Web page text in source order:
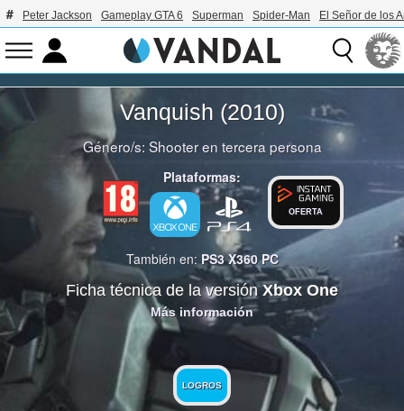
Peter Jackson Gameplay GTA 6 Superman Spider-Man El Señor de los
Vanquish (2010)
Género/s:Shooter en tercera persona
Plataformas:
OFERTA
También en: PS3 X360 PC
Ficha técnica de la versiónXbox One
Más información
LOGROS